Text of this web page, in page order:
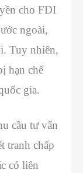
cho FDI
ngoài,
Tuy nhiên,
hạn chế
gia.
cầu tư vấn
tranh chấp
có liên